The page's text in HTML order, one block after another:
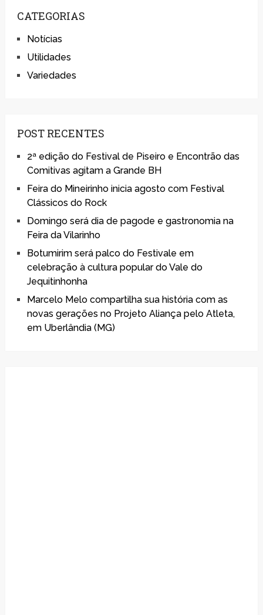
CATEGORIAS
Notícias
Utilidades
Variedades
POST RECENTES
2ª edição do Festival de Piseiro e Encontrão das
Comitivas agitam a Grande BH
Feira do Mineirinho inicia agosto com Festival
Clássicos do Rock
Domingo será dia de pagode e gastronomia na
Feira da Vilarinho
Botumirim será palco do Festivale em
celebração à cultura popular do Vale do
Jequitinhonha
Marcelo Melo compartilha sua história com as
novas gerações no Projeto Aliança pelo Atleta,
em Uberlândia (MG)